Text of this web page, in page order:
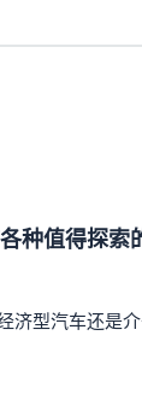
值得探
型汽车还是